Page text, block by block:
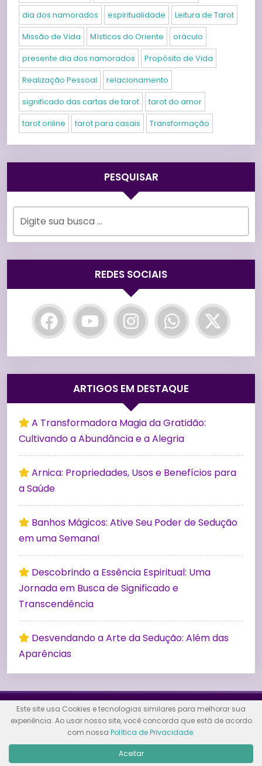
dia dos namorados espiritualidade Leitura de Tarot
Missão de Vida Místicos do Oriente oráculo
presente dia dos namorados Propósito de Vida
Realização Pessoal relacionamento
significado das cartas de tarot tarot do amor
tarot online tarot para casais Transformação
PESQUISAR
REDES SOCIAIS
ARTIGOS EM DESTAQUE
A Transformadora Magia da Gratidão:
Cultivando a Abundância e a Alegria
Arnica: Propriedades, Usos e Benefícios para
a Saúde
Banhos Mágicos: Ative Seu Poder de Sedução
em uma Semana!
Descobrindo a Essência Espiritual: Uma
Jornada em Busca de Significado e
Transcendência
Desvendando a Arte da Sedução: Além das
Aparências
Conheça
Este site usa Cookies e tecnologias similares para melhorar sua
experiência. Ao usar nosso site, você concorda que está de acordo
com nossa Política de Privacidade.
Aceitar